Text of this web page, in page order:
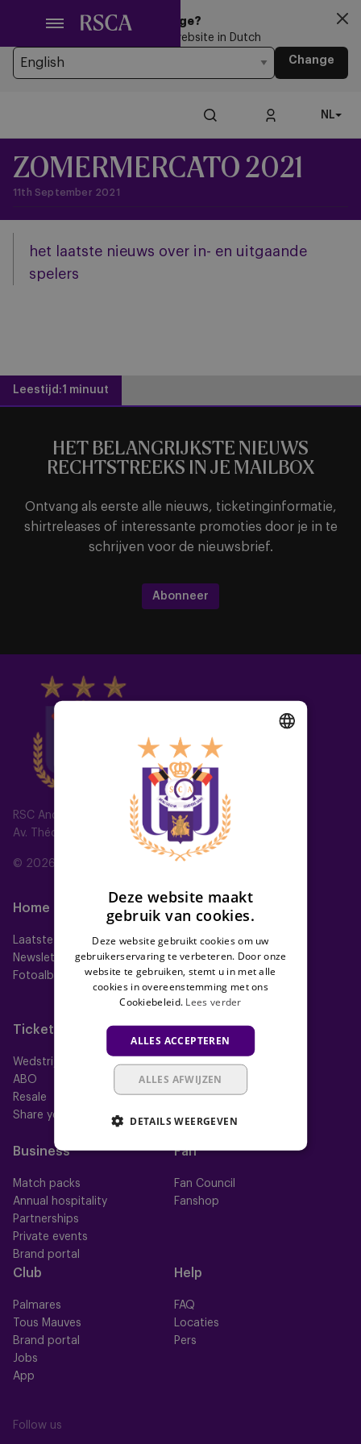
hoofdinhoud
Looking for another Language?
You’re currently browsing the website in Dutch
Change
NL
ZOMERMERCATO 2021
11th September 2021
het laatste nieuws over in- en uitgaande
spelers
Leestijd:1 minuut
RSC Anderlecht
Av. Théo Verbeeck 2, 1070 Anderlecht, Belgium
© 2026 RSC Anderlecht
Home
Laatste nieuws
Newsletter
Fotoalbums
Ploegen
Eerste ploeg
Futures
Women
Neerpede
Tickets
Wedstrijdtickets
ABO
Resale
Share your ticket
Memberships
Alle memberships
Mauve TV
Mauve+ Silver
Mauve+ Gold
Business
Match packs
Annual hospitality
Partnerships
Private events
Brand portal
Fan
Fan Council
Fanshop
Club
Palmares
Tous Mauves
Brand portal
Jobs
App
Help
FAQ
Locaties
Pers
Follow us
HET BELANGRIJKSTE NIEUWS
RECHTSTREEKS IN JE MAILBOX
Ontvang als eerste alle nieuws, ticketinginformatie,
shirtreleases of interessante promoties door je in te
schrijven voor de nieuwsbrief.
Abonneer
Deze website maakt
gebruik van cookies.
Deze website gebruikt cookies om uw
gebruikerservaring te verbeteren. Door onze
website te gebruiken, stemt u in met alle
cookies in overeenstemming met ons
Cookiebeleid. Lees verder
ALLES ACCEPTEREN
ALLES AFWIJZEN
DETAILS WEERGEVEN